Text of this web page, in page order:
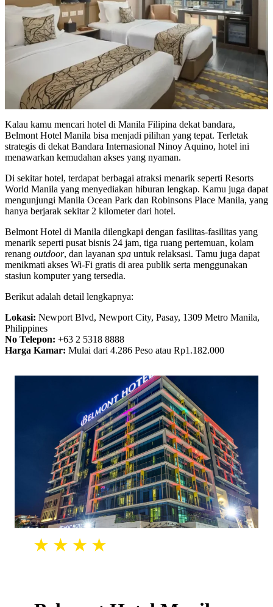
Kalau kamu mencari hotel di Manila Filipina dekat bandara,
Belmont Hotel Manila bisa menjadi pilihan yang tepat. Terletak
strategis di dekat Bandara Internasional Ninoy Aquino, hotel ini
menawarkan kemudahan akses yang nyaman.
Di sekitar hotel, terdapat berbagai atraksi menarik seperti Resorts
World Manila yang menyediakan hiburan lengkap. Kamu juga dapat
mengunjungi Manila Ocean Park dan Robinsons Place Manila, yang
hanya berjarak sekitar 2 kilometer dari hotel.
Belmont Hotel di Manila dilengkapi dengan fasilitas-fasilitas yang
menarik seperti pusat bisnis 24 jam, tiga ruang pertemuan, kolam
renang outdoor, dan layanan spa untuk relaksasi. Tamu juga dapat
menikmati akses Wi-Fi gratis di area publik serta menggunakan
stasiun komputer yang tersedia.
Berikut adalah detail lengkapnya:
Lokasi: Newport Blvd, Newport City, Pasay, 1309 Metro Manila,
Philippines
No Telepon: +63 2 5318 8888
Harga Kamar: Mulai dari 4.286 Peso atau Rp1.182.000